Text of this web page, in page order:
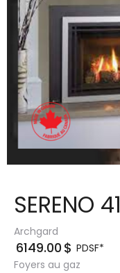
SERENO 41
Archgard
6149.00 $ PDSF*
Foyers au gaz